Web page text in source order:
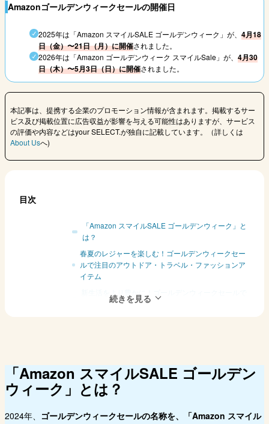
Amazonゴールデンウィークセールの開催日
2025年は「Amazon スマイルSALE ゴールデンウィーク」が、 4月18
日（金）〜21日（月）に開催されました。
2026年は「Amazon ゴールデンウィーク スマイルSale」が、 4月30
日（木）〜5月3日（日）に開催されました。
本記事は、提携する企業のプロモーション情報が含まれます。掲載するサー
ビス及び掲載位置に広告収益が影響を与える可能性はありますが、サービス
の評価や内容などはyour SELECT.が独自に記載しています。（詳しくは
About Usへ)
目次
「Amazon スマイルSALE ゴールデンウィーク」と
は？
春夏のレジャーを楽しむ！ゴールデンウィークセー
ルで注目のアウトドア・トラベル・ファッションア
イテム
新生活をより豊かに！ゴールデンウィークセールで
注目の家電・家具・日用品
まとめ｜Amazonのゴールデンウィークセールで、
大型連休をより楽しく充実させよう！
「Amazon スマイルSALE ゴールデン
ウィーク」とは？
2024年、 ゴールデンウィークセールの名称を、「Amazon スマイル